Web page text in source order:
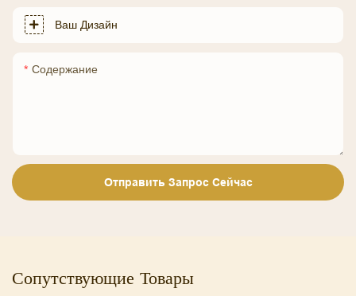
Ваш Дизайн
Содержание
Отправить Запрос Сейчас
Сопутствующие Товары